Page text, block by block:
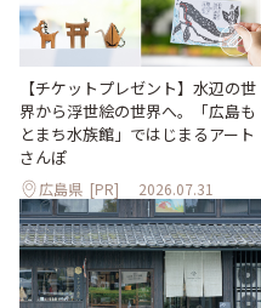
【チケットプレゼント】水辺の世
界から浮世絵の世界へ。「広島も
とまち水族館」ではじまるアート
さんぽ
広島県 [PR] 2026.07.31